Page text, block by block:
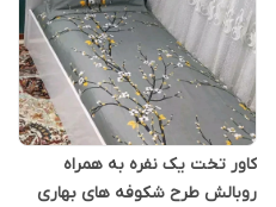
کاور تخت یک نفره به همراه
روبالش طرح شکوفه های بهاری